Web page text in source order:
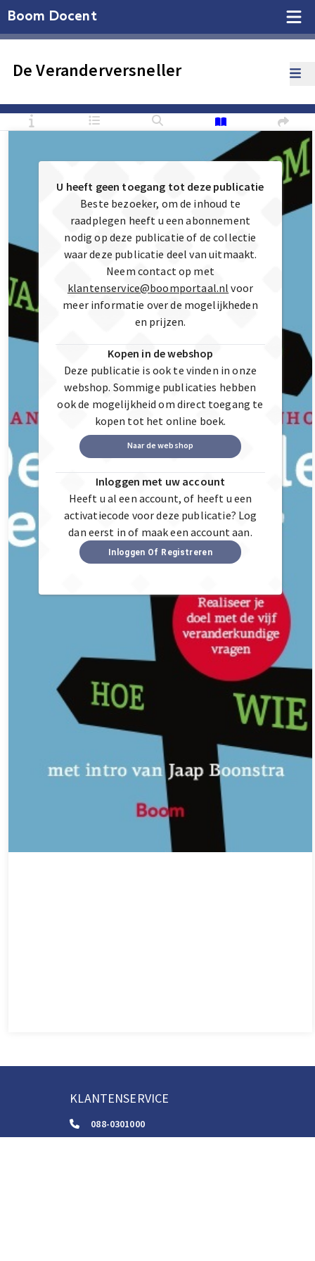
Boom Docent
De Veranderversneller
U heeft geen toegang tot deze publicatie
Beste bezoeker, om de inhoud te
raadplegen heeft u een abonnement
nodig op deze publicatie of de collectie
waar deze publicatie deel van uitmaakt.
Neem contact op met
klantenservice@boomportaal.nl voor
meer informatie over de mogelijkheden
en prijzen.
Kopen in de webshop
Deze publicatie is ook te vinden in onze
webshop. Sommige publicaties hebben
ook de mogelijkheid om direct toegang te
kopen tot het online boek.
Naar de webshop
Inloggen met uw account
Heeft u al een account, of heeft u een
activatiecode voor deze publicatie? Log
dan eerst in of maak een account aan.
Inloggen Of Registreren
KLANTENSERVICE
088-0301000